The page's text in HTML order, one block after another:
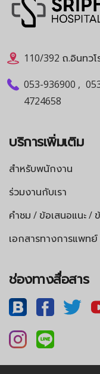
110/392 ถ.อินทวโ
053-936900 ,
4724658
บริการเพิ่มเติม
สำหรับพนักงาน
ร่วมงานกับเรา
คำชม / ข้อเสนอแนะ /
เอกสารทางการแพทย์
ช่องทางสื่อสาร